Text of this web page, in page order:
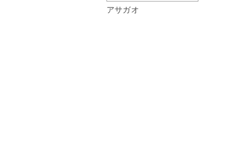
アサガオ